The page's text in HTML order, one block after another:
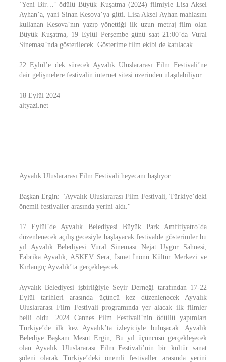
‘Yeni Bir…’ ödülü Büyük Kuşatma (2024) filmiyle Lisa Aksel
Ayhan’a, yani Sinan Kesova’ya gitti. Lisa Aksel Ayhan mahlasını
kullanan Kesova’nın yazıp yönettiği ilk uzun metraj film olan
Büyük Kuşatma, 19 Eylül Perşembe günü saat 21:00’da Vural
Sineması’nda gösterilecek. Gösterime film ekibi de katılacak.
22 Eylül’e dek sürecek Ayvalık Uluslararası Film Festivali’ne
dair gelişmelere festivalin internet sitesi üzerinden ulaşılabiliyor.
18 Eylül 2024
altyazi.net
Ayvalık Uluslararası Film Festivali heyecanı başlıyor
Başkan Ergin: "Ayvalık Uluslararası Film Festivali, Türkiye’deki
önemli festivaller arasında yerini aldı."
17 Eylül’de Ayvalık Belediyesi Büyük Park Amfitiyatro’da
düzenlenecek açılış gecesiyle başlayacak festivalde gösterimler bu
yıl Ayvalık Belediyesi Vural Sineması Nejat Uygur Sahnesi,
Fabrika Ayvalık, ASKEV Sera, İsmet İnönü Kültür Merkezi ve
Kırlangıç Ayvalık’ta gerçekleşecek.
Ayvalık Belediyesi işbirliğiyle Seyir Derneği tarafından 17-22
Eylül tarihleri arasında üçüncü kez düzenlenecek Ayvalık
Uluslararası Film Festivali programında yer alacak ilk filmler
belli oldu. 2024 Cannes Film Festivali’nin ödüllü yapımları
Türkiye’de ilk kez Ayvalık’ta izleyiciyle buluşacak. Ayvalık
Belediye Başkanı Mesut Ergin, Bu yıl üçüncüsü gerçekleşecek
olan Ayvalık Uluslararası Film Festivali’nin bir kültür sanat
şöleni olarak Türkiye’deki önemli festivaller arasında yerini